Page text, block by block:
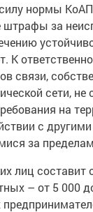
нормы
за
К
связи,
сети,
на
с
за
лиц составит
– от 5 000